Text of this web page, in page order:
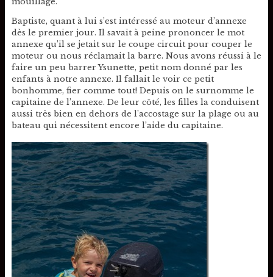
Baptiste, quant à lui s’est intéressé au moteur d’annexe
dès le premier jour. Il savait à peine prononcer le mot
annexe qu’il se jetait sur le coupe circuit pour couper le
moteur ou nous réclamait la barre. Nous avons réussi à le
faire un peu barrer Ysunette, petit nom donné par les
enfants à notre annexe. Il fallait le voir ce petit
bonhomme, fier comme tout! Depuis on le surnomme le
capitaine de l’annexe. De leur côté, les filles la conduisent
aussi très bien en dehors de l’accostage sur la plage ou au
bateau qui nécessitent encore l’aide du capitaine.